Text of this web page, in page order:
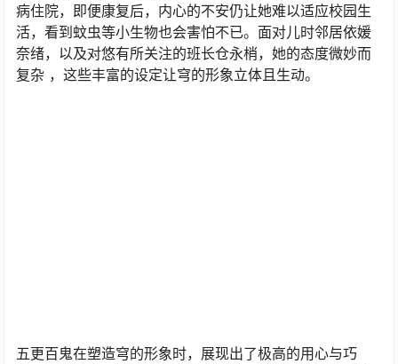
病住院，即便康复后，内心的不安仍让她难以适应校园生
活，看到蚊虫等小生物也会害怕不已。面对儿时邻居依媛
奈绪，以及对悠有所关注的班长仓永梢，她的态度微妙而
复杂 ，这些丰富的设定让穹的形象立体且生动。
五更百鬼在塑造穹的形象时，展现出了极高的用心与巧